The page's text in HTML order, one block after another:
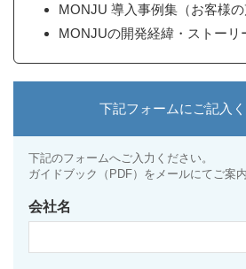
MONJU 導入事例集（お客様の
MONJUの開発経緯・ストーリ
下記フォームにご記入く
下記のフォームへご入力ください。
ガイドブック
（PDF）をメールにてご案
会社名